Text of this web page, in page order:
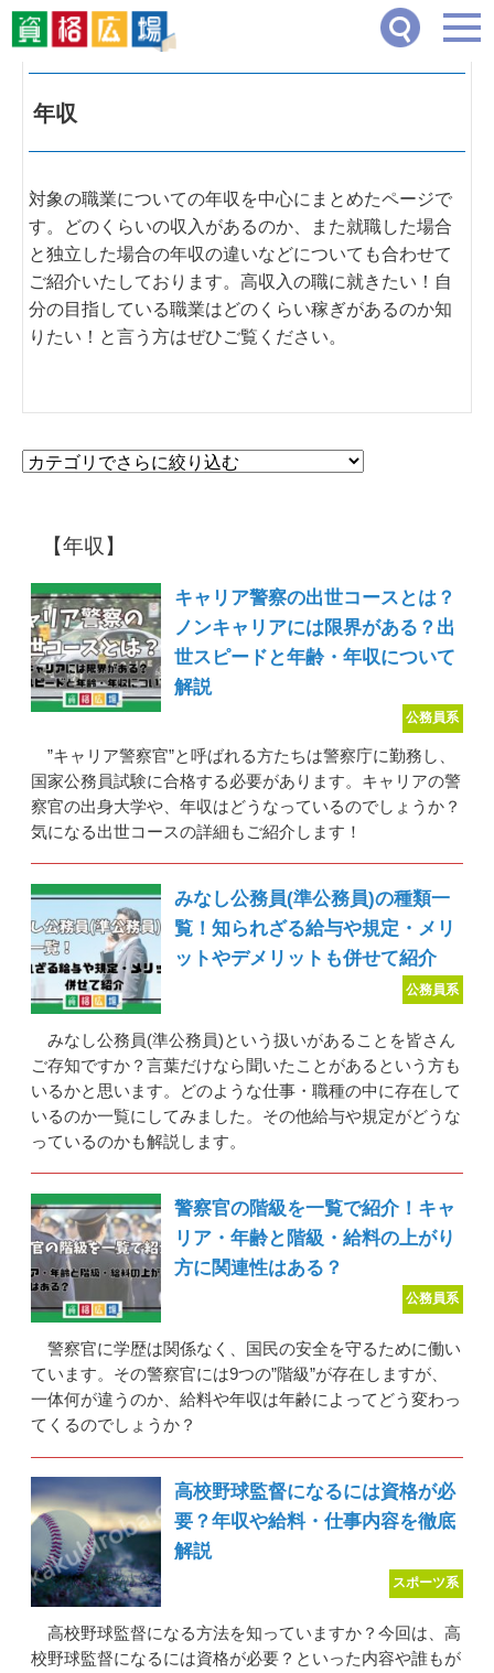
資格広場> 年収
年収
対象の職業についての年収を中心にまとめたページで
す。どのくらいの収入があるのか、また就職した場合
と独立した場合の年収の違いなどについても合わせて
ご紹介いたしております。高収入の職に就きたい！自
分の目指している職業はどのくらい稼ぎがあるのか知
りたい！と言う方はぜひご覧ください。
【年収】
キャリア警察の出世コースとは？
ノンキャリアには限界がある？出
世スピードと年齢・年収について
解説
公務員系
”キャリア警察官”と呼ばれる方たちは警察庁に勤務し、
国家公務員試験に合格する必要があります。キャリアの警
察官の出身大学や、年収はどうなっているのでしょうか？
気になる出世コースの詳細もご紹介します！
みなし公務員(準公務員)の種類一
覧！知られざる給与や規定・メリ
ットやデメリットも併せて紹介
公務員系
みなし公務員(準公務員)という扱いがあることを皆さん
ご存知ですか？言葉だけなら聞いたことがあるという方も
いるかと思います。どのような仕事・職種の中に存在して
いるのか一覧にしてみました。その他給与や規定がどうな
っているのかも解説します。
警察官の階級を一覧で紹介！キャ
リア・年齢と階級・給料の上がり
方に関連性はある？
公務員系
警察官に学歴は関係なく、国民の安全を守るために働い
ています。その警察官には9つの”階級”が存在しますが、
一体何が違うのか、給料や年収は年齢によってどう変わっ
てくるのでしょうか？
高校野球監督になるには資格が必
要？年収や給料・仕事内容を徹底
解説
スポーツ系
高校野球監督になる方法を知っていますか？今回は、高
校野球監督になるには資格が必要？といった内容や誰もが